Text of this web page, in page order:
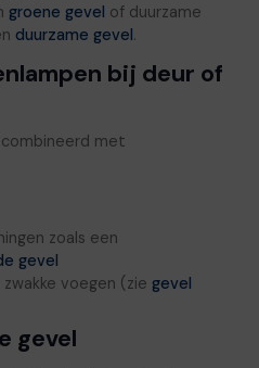
groene gevel of duurzame
duurzame gevel.
bij deur of
met
zoals een
gevel
voegen (zie gevel
gevel